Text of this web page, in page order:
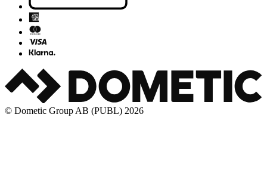
© Dometic Group AB (PUBL) 2026